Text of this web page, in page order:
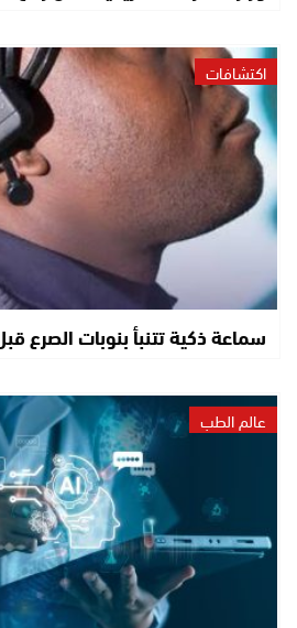
اكتشافات
سماعة ذكية تتنبأ بنوبات الصرع
عالم الطب